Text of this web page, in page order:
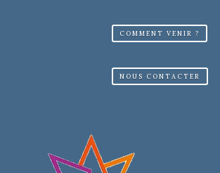
COMMENT VENIR ?
NOUS CONTACTER